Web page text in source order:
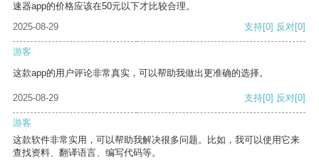
速器app的价格应该在50元以下才比较合理。
2025-08-29
支持[0] 反对[0]
游客
这款app的用户评论非常真实，可以帮助我做出更准确的选择。
2025-08-29 支持[0] 反对[0]
游客
这款软件非常实用，可以帮助我解决很多问题。比如，我可以使用它来
查找资料、翻译语言、编写代码等。